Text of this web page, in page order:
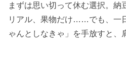
まずは思い切って休む選択。納
リアル、果物だけ……でも、一
ゃんとしなきゃ」を手放すと、